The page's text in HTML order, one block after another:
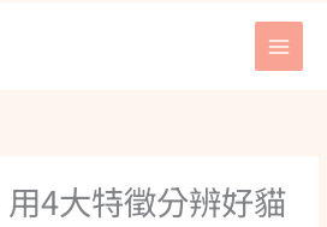
4大特徵分辨好貓